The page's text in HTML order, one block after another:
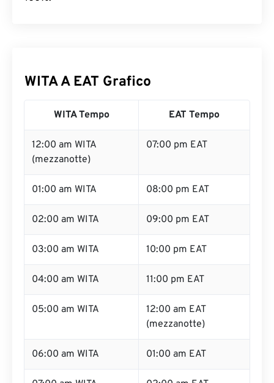
WITA A EAT Grafico
WITA Tempo EAT Tempo
12:00 am WITA
(mezzanotte)
07:00 pm EAT
01:00 am WITA 08:00 pm EAT
02:00 am WITA 09:00 pm EAT
03:00 am WITA 10:00 pm EAT
04:00 am WITA 11:00 pm EAT
05:00 am WITA
12:00 am EAT
(mezzanotte)
06:00 am WITA 01:00 am EAT